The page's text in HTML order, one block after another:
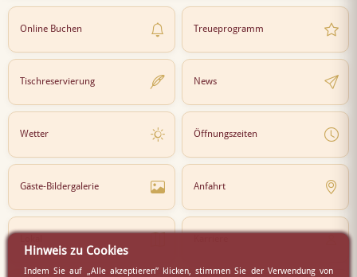
Online Buchen Treueprogramm
Tischreservierung News
Wetter Öffnungszeiten
Gäste-Bildergalerie Anfahrt
Hinweis zu Cookies
Indem Sie auf „Alle akzeptieren” klicken, stimmen Sie der Verwendung von